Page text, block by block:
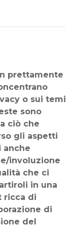
o sui temi
sono
ciò che
gli aspetti
anche
involuzione
che ci
in una
ricca di
di
del